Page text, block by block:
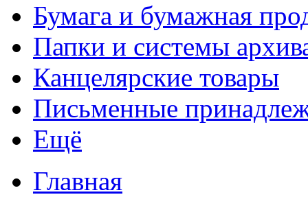
Бумага и бумажная
Папки и системы
Канцелярские товары
Письменные
Ещё
Главная